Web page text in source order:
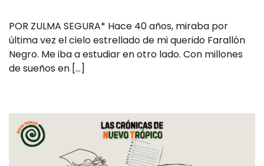
POR ZULMA SEGURA* Hace 40 años, miraba por
última vez el cielo estrellado de mi querido Farallón
Negro. Me iba a estudiar en otro lado. Con millones
de sueños en […]